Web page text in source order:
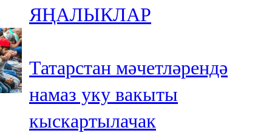
ЯҢАЛЫКЛАР
Татарстан мәчетләрендә
намаз уку вакыты
кыскартылачак